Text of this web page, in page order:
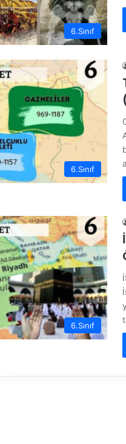
6.Sınıf
6.Sınıf
6.Sınıf